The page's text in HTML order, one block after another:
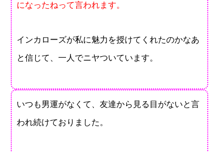
になったねって言われます。
インカローズが私に魅力を授けてくれたのかなあ
と信じて、一人でニヤついています。
いつも男運がなくて、友達から見る目がないと言
われ続けておりました。